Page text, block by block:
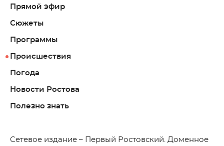
Прямой эфир
Сюжеты
Программы
Происшествия
Погода
Новости Ростова
Полезно знать
Cетевое издание – Первый Ростовский. Доменное